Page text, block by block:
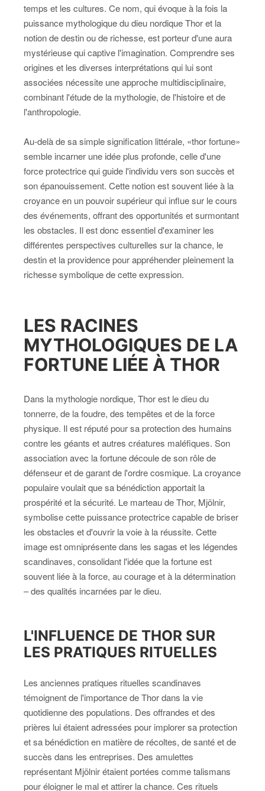
temps et les cultures. Ce nom, qui évoque à la fois la
puissance mythologique du dieu nordique Thor et la
notion de destin ou de richesse, est porteur d'une aura
mystérieuse qui captive l'imagination. Comprendre ses
origines et les diverses interprétations qui lui sont
associées nécessite une approche multidisciplinaire,
combinant l'étude de la mythologie, de l'histoire et de
l'anthropologie.
Au-delà de sa simple signification littérale, «thor fortune»
semble incarner une idée plus profonde, celle d'une
force protectrice qui guide l'individu vers son succès et
son épanouissement. Cette notion est souvent liée à la
croyance en un pouvoir supérieur qui influe sur le cours
des événements, offrant des opportunités et surmontant
les obstacles. Il est donc essentiel d'examiner les
différentes perspectives culturelles sur la chance, le
destin et la providence pour appréhender pleinement la
richesse symbolique de cette expression.
LES RACINES
MYTHOLOGIQUES DE LA
FORTUNE LIÉE À THOR
Dans la mythologie nordique, Thor est le dieu du
tonnerre, de la foudre, des tempêtes et de la force
physique. Il est réputé pour sa protection des humains
contre les géants et autres créatures maléfiques. Son
association avec la fortune découle de son rôle de
défenseur et de garant de l'ordre cosmique. La croyance
populaire voulait que sa bénédiction apportait la
prospérité et la sécurité. Le marteau de Thor, Mjölnir,
symbolise cette puissance protectrice capable de briser
les obstacles et d'ouvrir la voie à la réussite. Cette
image est omniprésente dans les sagas et les légendes
scandinaves, consolidant l'idée que la fortune est
souvent liée à la force, au courage et à la détermination
– des qualités incarnées par le dieu.
L'INFLUENCE DE THOR SUR
LES PRATIQUES RITUELLES
Les anciennes pratiques rituelles scandinaves
témoignent de l'importance de Thor dans la vie
quotidienne des populations. Des offrandes et des
prières lui étaient adressées pour implorer sa protection
et sa bénédiction en matière de récoltes, de santé et de
succès dans les entreprises. Des amulettes
représentant Mjölnir étaient portées comme talismans
pour éloigner le mal et attirer la chance. Ces rituels